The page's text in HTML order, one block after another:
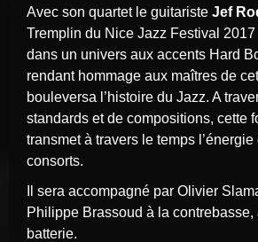
Avec son quartet le guitariste Jef
Tremplin du Nice Jazz Festival
dans un univers aux accents Hard
rendant hommage aux maîtres de
bouleversa l’histoire du Jazz. A
standards et de compositions, cette
transmet à travers le temps
consorts.
Philippe Brassoud à la
batterie.